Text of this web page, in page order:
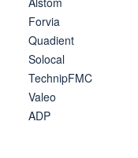
Forvia
Quadient
Solocal
TechnipFMC
Valeo
ADP